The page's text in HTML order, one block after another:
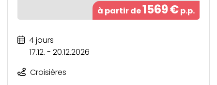
à partir de1569€p.p.
4 jours
17.12. - 20.12.2026
Croisières